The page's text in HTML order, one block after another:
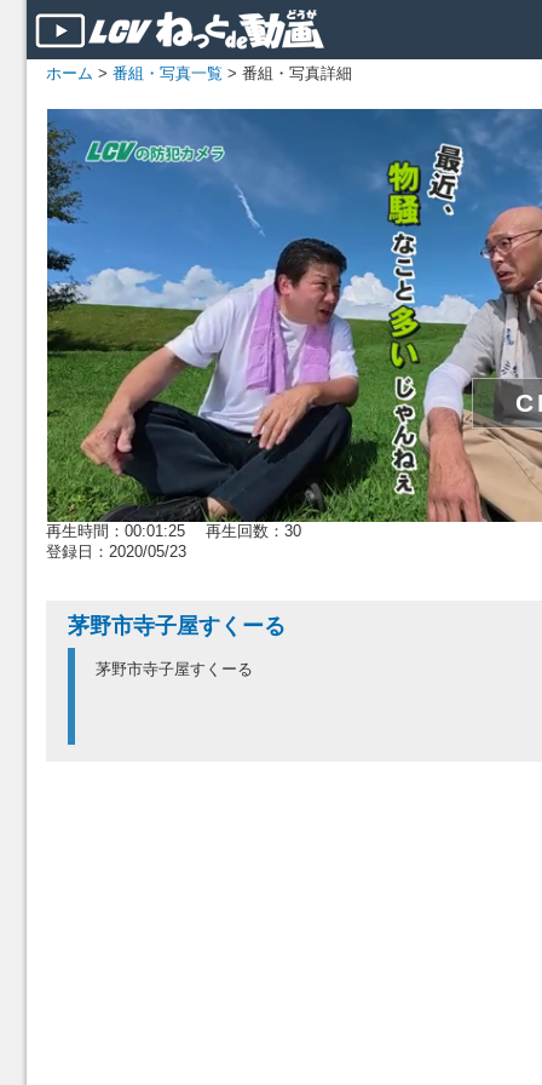
ホーム > 番組・写真一覧 > 番組・写真詳細
再生時間：00:01:25 再生回数：30
登録日：2020/05/23
茅野市寺子屋すくーる
茅野市寺子屋すくーる